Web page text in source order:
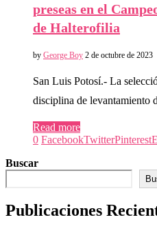
preseas en el
de Halterofilia
by George Boy 2 de octubre de 2023
San Luis Potosí.- La
disciplina de levantamiento
Read more
0 FacebookTwitterPinterest
Buscar
Publicaciones